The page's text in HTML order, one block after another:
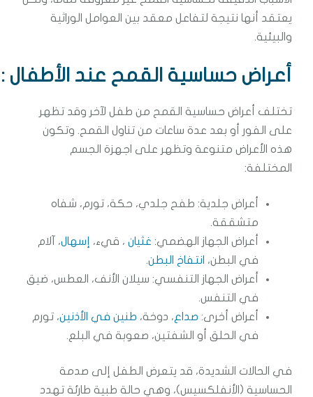
يعتقد أنها نتيجة لتفاعل معقد بين العوامل الوراثية
والبيئية.
أعراض حساسية القمح عند الأطفال:
تختلف أعراض حساسية القمح من طفل لآخر وقد تظهر
على الفور أو بعد عدة ساعات من تناول القمح. وتكون
هذه الأعراض متنوعة وتظهر على اجهزة الجسم
المختلفة:
أعراض جلدية: طفح جلدي، حكة، تورم، شفاه
متشققة.
أعراض الجهاز الهضمي:غثيان، قيء،إسهال، آلام
في البطن،انتفاخ البطن.
أعراض الجهاز التنفسي: سيلان الأنف، العطس، ضيق
في التنفس.
أعراض أخرى:صداع، دوخة،طنين في الأذنين، تورم
في الحلق أو الشفتين، صعوبة في البلع.
في الحالات الشديدة، قد يتعرض الطفل إلى صدمة
الحساسية (الأنفلكسيس)، وهي حالة طبية طارئة تهدد